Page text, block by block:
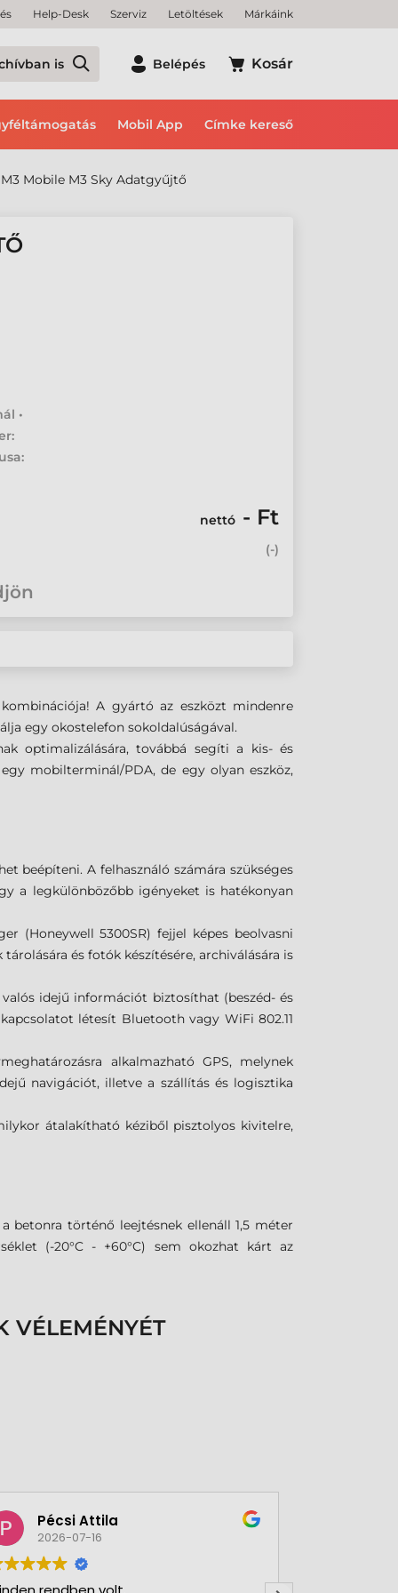
Help-Desk Szerviz Letöltések Márkáink
is Belépés Kosár
Mobil App Címke kereső
M3 Mobile M3 Sky Adatgyűjtő
•
nettó - Ft
(-)
A gyártó az eszközt mindenre
egy okostelefon sokoldalúságával.
optimalizálására, továbbá segíti a kis- és
mobilterminál/PDA, de egy olyan eszköz,
beépíteni. A felhasználó számára szükséges
a legkülönbözőbb igényeket is hatékonyan
(Honeywell 5300SR) fejjel képes beolvasni
és fotók készítésére, archiválására is
idejű információt biztosíthat (beszéd- és
létesít Bluetooth vagy WiFi 802.11
alkalmazható GPS, melynek
navigációt, illetve a szállítás és logisztika
átalakítható kéziből pisztolyos kivitelre,
betonra történő leejtésnek ellenáll 1,5 méter
(-20°C - +60°C) sem okozhat kárt az
VÉLEMÉNYÉT
Pécsi Attila
2026-07-16